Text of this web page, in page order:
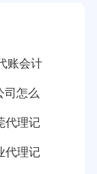
账会计
司怎么
代理记
代理记